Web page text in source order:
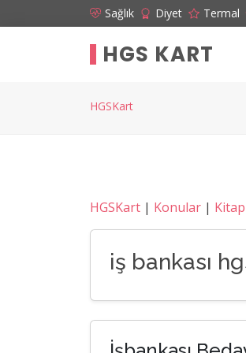
Sağlık Diyet Termal
HGS KART
HGSKart
HGSKart | Konular |
iş bankası